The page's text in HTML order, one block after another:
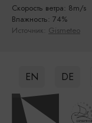
Скорость ветра: 8m/s
Влажность: 74%
Источник: Gismeteo
EN DE